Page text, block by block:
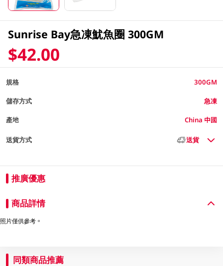
Sunrise Bay急凍魷魚圈 300GM
$42.00
規格 300GM
儲存方式 急凍
產地 China 中國
送貨方式 送貨
推廣優惠
商品詳情
照片僅供參考。
同類商品推薦